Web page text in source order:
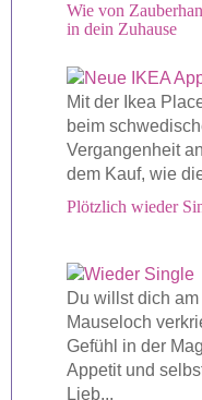
Wie von
in dein Zuhause
Mit der Ikea
beim
Vergangenheit
dem Kauf, wie
Plötzlich wieder
Du willst dich
Mauseloch
Gefühl in der
Appetit und
Lieb...